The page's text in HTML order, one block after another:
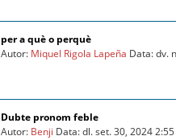
per a què o perquè
Autor: Miquel Rigola Lapeña Data: dv.
Dubte pronom feble
Autor: Benji Data: dl. set. 30, 2024